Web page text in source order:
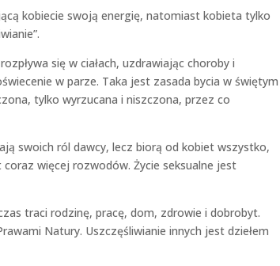
kobiecie swoją energię, natomiast kobieta tylko
się w ciałach, uzdrawiając choroby i
w parze. Taka jest zasada bycia w świętym
tylko wyrzucana i niszczona, przez co
swoich ról dawcy, lecz biorą od kobiet wszystko,
więcej rozwodów. Życie seksualne jest
traci rodzinę, pracę, dom, zdrowie i dobrobyt.
Natury. Uszczęśliwianie innych jest dziełem